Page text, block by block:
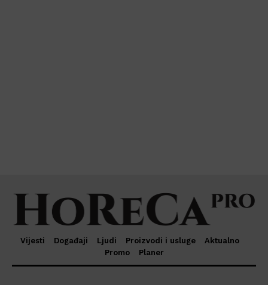
Vijesti Događaji Ljudi Proizvodi i usluge
Aktualno
Promo
Planer